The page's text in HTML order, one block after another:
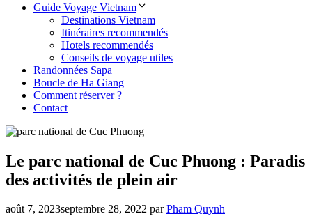
Guide Voyage Vietnam
Destinations Vietnam
Itinéraires recommendés
Hotels recommendés
Conseils de voyage utiles
Randonnées Sapa
Boucle de Ha Giang
Comment réserver ?
Contact
Le parc national de Cuc Phuong : Paradis
des activités de plein air
août 7, 2023septembre 28, 2022 parPham Quynh